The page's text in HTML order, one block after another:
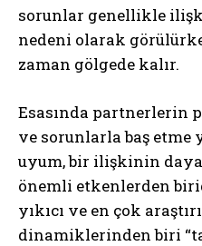
sorunlar genellikle
nedeni olarak
zaman gölgede kalır.
Esasında partnerlerin
ve sorunlarla baş
uyum, bir ilişkinin
önemli etkenlerden
yıkıcı ve en çok
dinamiklerinden biri